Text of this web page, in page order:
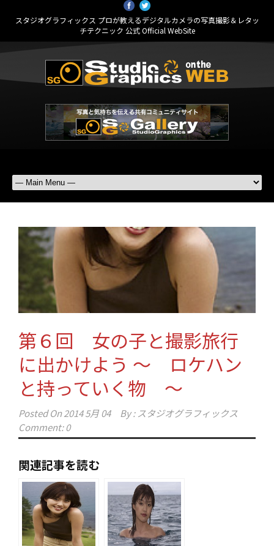
スタジオグラフィックス プロが教えるデジタルカメラの写真撮影＆レタッ
チテクニック 公式 Official WebSite
第６回 女の子と撮影旅行
に出かけよう ～ ロケハン
と持っていく物 ～
Posted On2014 5月 04 By : スタジオグラフィックス
Comment: 0
関連記事を読む